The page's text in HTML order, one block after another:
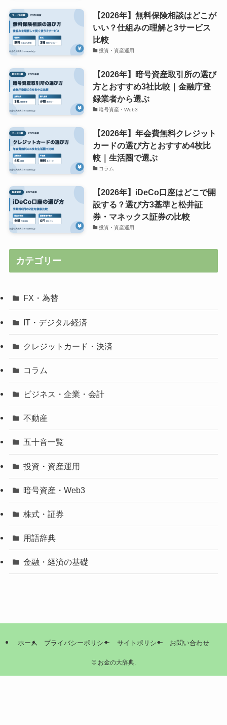
【2026年】無料保険相談はどこが
いい？仕組みの理解と3サービス
比較
投資・資産運用
【2026年】暗号資産取引所の選び
方とおすすめ3社比較｜金融庁登
録業者から選ぶ
暗号資産・Web3
【2026年】年会費無料クレジット
カードの選び方とおすすめ4枚比
較｜生活圏で選ぶ
コラム
【2026年】iDeCo口座はどこで開
設する？選び方3基準と松井証
券・マネックス証券の比較
投資・資産運用
カテゴリー
FX・為替
IT・デジタル経済
クレジットカード・決済
コラム
ビジネス・企業・会計
不動産
五十音一覧
投資・資産運用
暗号資産・Web3
株式・証券
用語辞典
金融・経済の基礎
ホーム プライバシーポリシー サイトポリシー お問い合わせ
©お金の大辞典.